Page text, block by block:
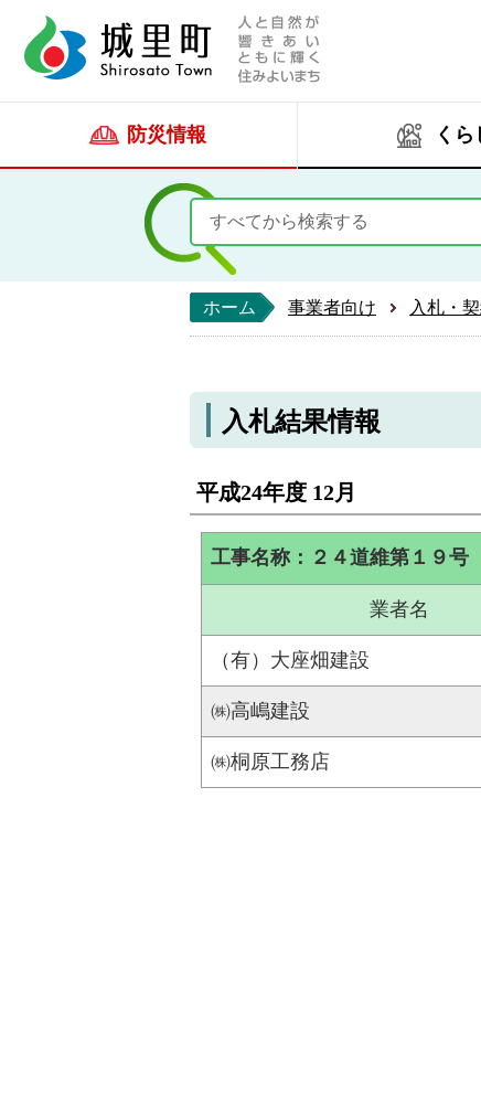
人と自然が響きあ
防災情報 くら
ホーム 事業者向け 入札・
入札結果情報
平成24年度 12月
工事名称：２４道維第１９
業者名
（有）大座畑建設
㈱高嶋建設
㈱桐原工務店